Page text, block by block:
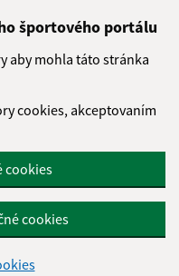
športového portálu
aby mohla táto stránka
cookies, akceptovaním
cookies
cookies